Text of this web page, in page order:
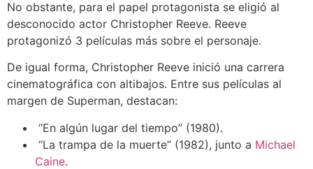
No obstante, para el papel protagonista se eligió al
desconocido actor Christopher Reeve. Reeve
protagonizó 3 películas más sobre el personaje.
De igual forma, Christopher Reeve inició una carrera
cinematográfica con altibajos. Entre sus películas al
margen de Superman, destacan:
“En algún lugar del tiempo” (1980).
“La trampa de la muerte” (1982), junto a Michael
Caine.